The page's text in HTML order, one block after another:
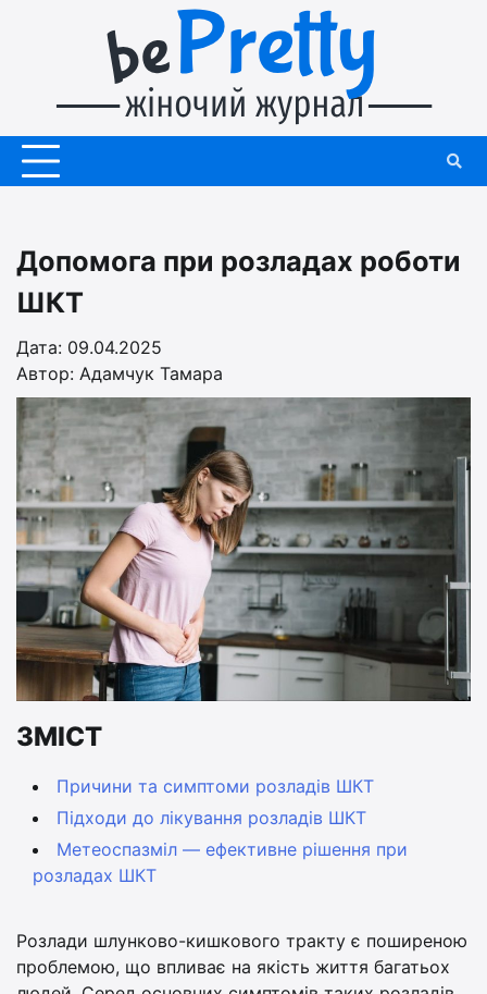
Допомога при розладах роботи
ШКТ
Дата: 09.04.2025
Автор: Адамчук Тамара
ЗМІСТ
Причини та симптоми розладів ШКТ
Підходи до лікування розладів ШКТ
Метеоспазміл — ефективне рішення при
розладах ШКТ
​Розлади шлунково-кишкового тракту є поширеною
проблемою, що впливає на якість життя багатьох